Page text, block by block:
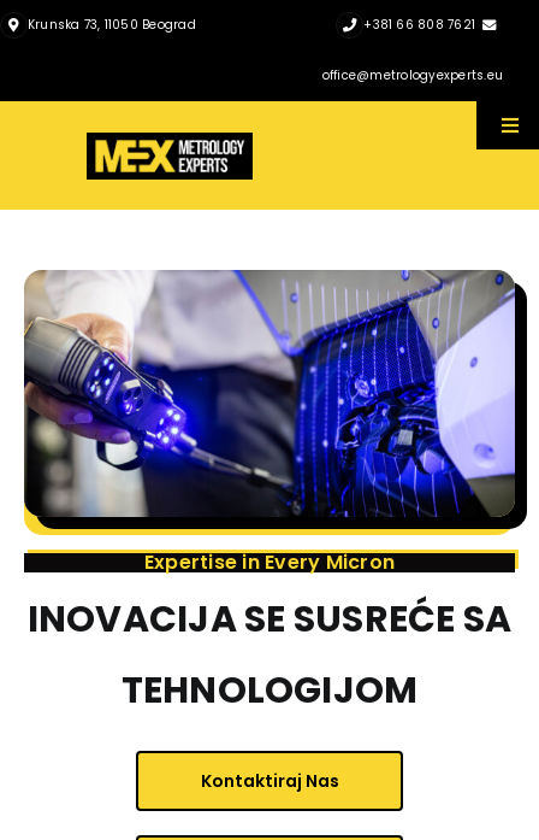
SkipKrunska 73, 11050 Beograd +381 66 808 7621
office@metrologyexperts.eu
O nama
Prodajni Program
Servis
Katalozi
Expertise in Every Micron
INOVACIJA SE SUSREĆE SA
TEHNOLOGIJOM
Kontaktiraj Nas